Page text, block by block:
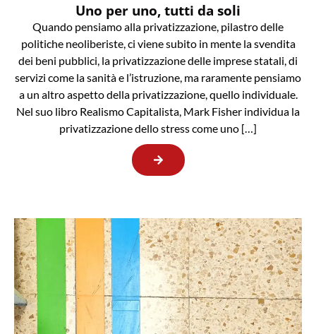
Uno per uno, tutti da soli
Quando pensiamo alla privatizzazione, pilastro delle
politiche neoliberiste, ci viene subito in mente la svendita
dei beni pubblici, la privatizzazione delle imprese statali, di
servizi come la sanità e l’istruzione, ma raramente pensiamo
a un altro aspetto della privatizzazione, quello individuale.
Nel suo libro Realismo Capitalista, Mark Fisher individua la
privatizzazione dello stress come uno […]